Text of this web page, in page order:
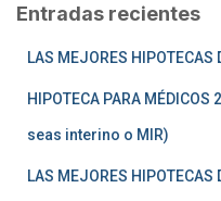
Entradas recientes
LAS MEJORES HIPOTECAS
HIPOTECA PARA
seas interino o MIR)
LAS MEJORES